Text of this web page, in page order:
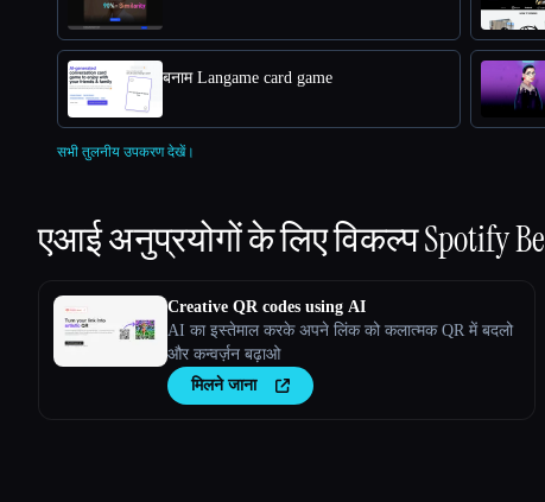
बनाम Langame card game
सभी तुलनीय उपकरण देखें।
एआई अनुप्रयोगों के लिए विकल्पSpotify
Creative QR codes using AI
AI का इस्तेमाल करके अपने लिंक को कलात्मक QR में बदलो
और कन्वर्ज़न बढ़ाओ
मिलने जाना